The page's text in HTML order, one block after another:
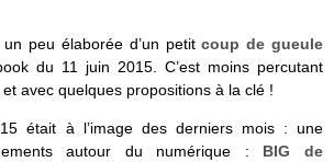
peu élaborée d’un petitcoup de gueule
du 11 juin 2015. C’est moins percutant
avec quelques propositions à la clé !
était à l’image des derniers mois : une
autour du numérique : BIG de